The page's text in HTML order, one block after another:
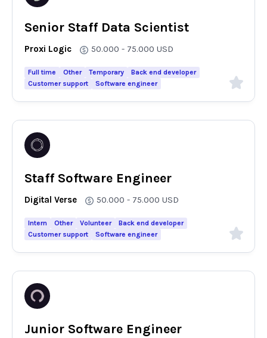
Senior Staff Data Scientist
Proxi Logic 50.000 - 75.000 USD
Full time Other Temporary
Back end developer
Customer support
Software engineer
Staff Software Engineer
Digital Verse 50.000 - 75.000 USD
Intern Other Volunteer
Back end developer
Customer support
Software engineer
Junior Software Engineer